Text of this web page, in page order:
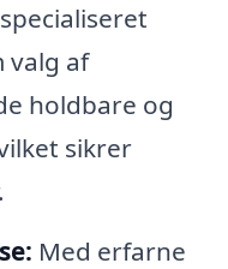
valg af
holdbare og
sikrer
Med erfarne